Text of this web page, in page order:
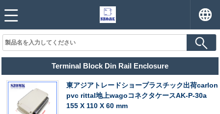
Terminal Block Din Rail Enclosure
東アジアトレードショープラスチック出荷carlon
pvc rittal地上wagoコネクタケースAK-P-30a
155 X 110 X 60 mm